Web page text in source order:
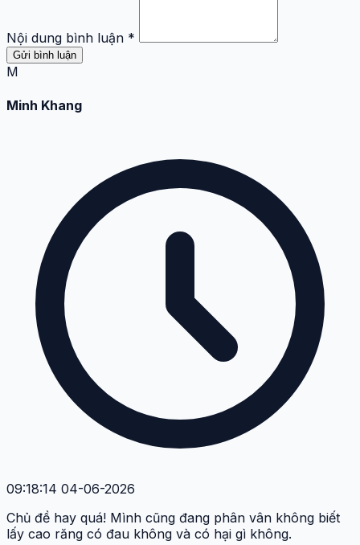
Bình luận
Họ và tên *
Email *
Nội dung bình luận *
Gửi bình luận